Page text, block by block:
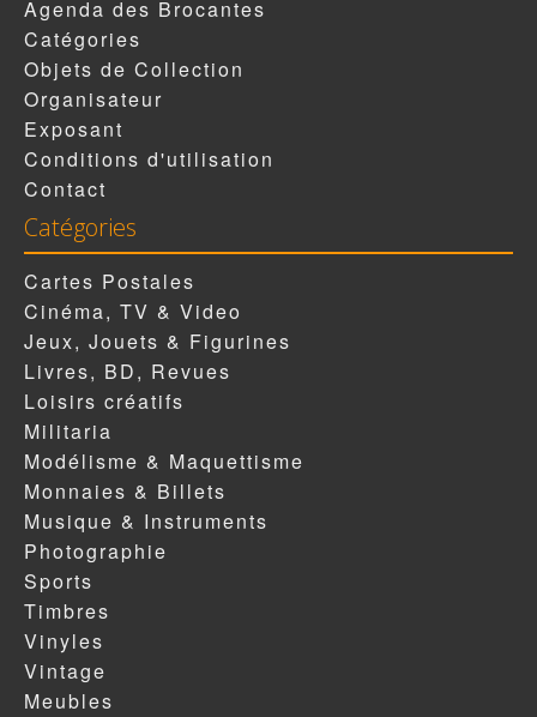
Agenda des Brocantes
Catégories
Objets de Collection
Organisateur
Exposant
Conditions d'utilisation
Contact
Catégories
Cartes Postales
Cinéma, TV & Video
Jeux, Jouets & Figurines
Livres, BD, Revues
Loisirs créatifs
Militaria
Modélisme & Maquettisme
Monnaies & Billets
Musique & Instruments
Photographie
Sports
Timbres
Vinyles
Vintage
Meubles